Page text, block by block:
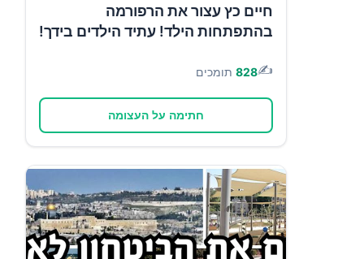
חיים כץ עצור את הרפורמה
בהתפתחות הילד! עתיד הילדים בידך!
✍️
828 תומכים
חתימה על העצומה